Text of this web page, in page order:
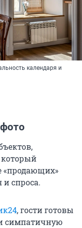
календаря и
«продающих»
спроса.
, гости готовы
симпатичную